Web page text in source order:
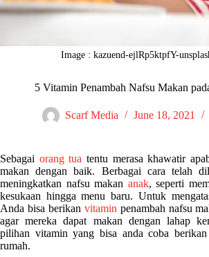
Image : kazuend-ejlRp5ktpfY-
5 Vitamin Penambah Nafsu Makan
Scarf Media June 18, 2021
Sebagai orang tua tentu merasa khawatir
makan dengan baik. Berbagai cara telah
meningkatkan nafsu makan anak, seperti
kesukaan hingga menu baru. Untuk
Anda bisa berikan vitamin penambah nafsu
agar mereka dapat makan dengan lahap
pilihan vitamin yang bisa anda coba
rumah.